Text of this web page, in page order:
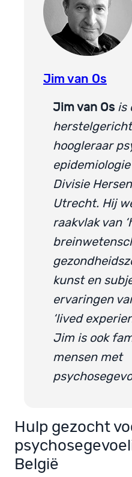
Jim van Os
Jim van Os is
hoogleraar
Divisie
Utrecht. Hij
raakvlak van
kunst en
ervaringen
‘lived
Jim is ook
mensen met
Hulp gezocht
België